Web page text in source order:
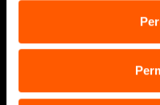
Aviso Legal